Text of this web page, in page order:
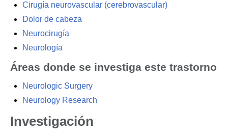
Cirugía neurovascular (cerebrovascular)
Dolor de cabeza
Neurocirugía
Neurología
Áreas donde se investiga este trastorno
Neurologic Surgery
Neurology Research
Investigación